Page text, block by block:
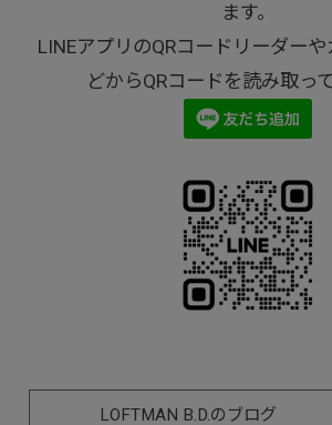
ます。
LINEアプリのQRコードリーダー
どからQRコードを読み取っ
LOFTMAN B.D.のブログ